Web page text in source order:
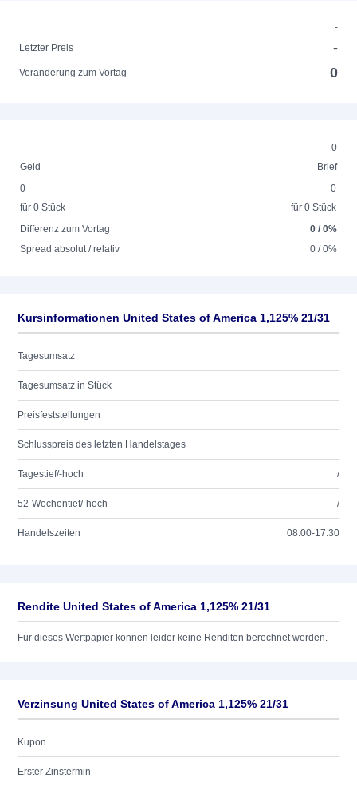
-
Letzter Preis
-
Veränderung zum Vortag 0
0
Geld
Brief
0
für 0 Stück
0
für 0 Stück
Differenz zum Vortag
0 / 0%
Spread absolut / relativ
0 / 0%
Kursinformationen United States of America 1,125% 21/31
Tagesumsatz
Tagesumsatz in Stück
Preisfeststellungen
Schlusspreis des letzten Handelstages
Tagestief/-hoch /
52-Wochentief/-hoch /
Handelszeiten 08:00-17:30
Rendite United States of America 1,125% 21/31
Für dieses Wertpapier können leider keine Renditen berechnet werden.
Verzinsung United States of America 1,125% 21/31
Kupon
Erster Zinstermin